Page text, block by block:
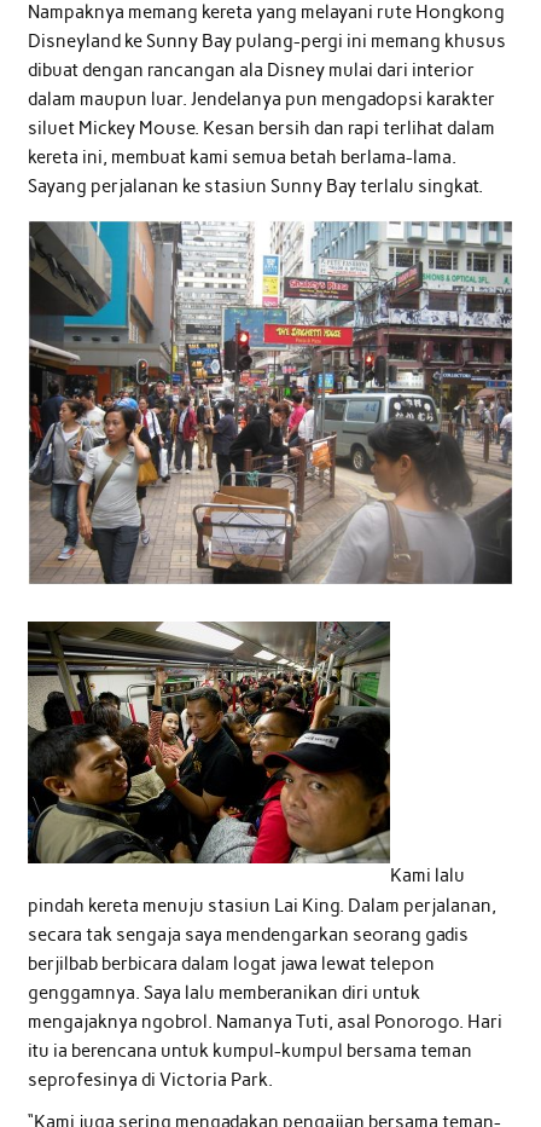
Nampaknya memang kereta yang melayani rute Hongkong
Disneyland ke Sunny Bay pulang-pergi ini memang khusus
dibuat dengan rancangan ala Disney mulai dari interior
dalam maupun luar. Jendelanya pun mengadopsi karakter
siluet Mickey Mouse. Kesan bersih dan rapi terlihat dalam
kereta ini, membuat kami semua betah berlama-lama.
Sayang perjalanan ke stasiun Sunny Bay terlalu singkat.
Kami lalu
pindah kereta menuju stasiun Lai King. Dalam perjalanan,
secara tak sengaja saya mendengarkan seorang gadis
berjilbab berbicara dalam logat jawa lewat telepon
genggamnya. Saya lalu memberanikan diri untuk
mengajaknya ngobrol. Namanya Tuti, asal Ponorogo. Hari
itu ia berencana untuk kumpul-kumpul bersama teman
seprofesinya di Victoria Park.
“Kami juga sering mengadakan pengajian bersama teman-